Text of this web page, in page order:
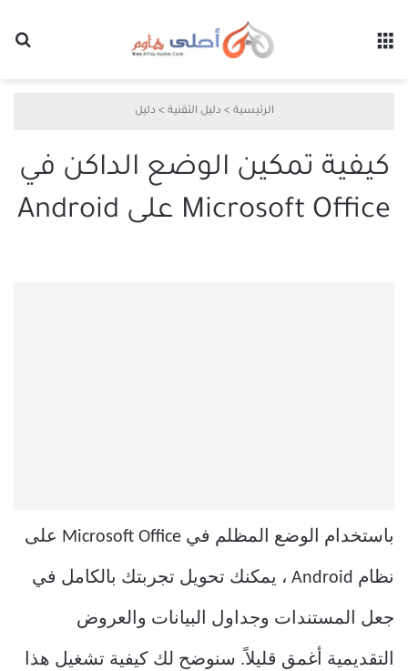
الرئيسية > دليل التقنية > دليل
كيفية تمكين الوضع الداكن في
Microsoft Office على Android
باستخدام الوضع المظلم في Microsoft Office على
نظام Android ، يمكنك تحويل تجربتك بالكامل في
جعل المستندات وجداول البيانات والعروض
التقديمية أغمق قليلاً. سنوضح لك كيفية تشغيل هذا